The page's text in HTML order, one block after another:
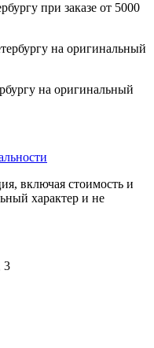
при заказе от 5000
на оригинальный
включая стоимость и
характер и не
3